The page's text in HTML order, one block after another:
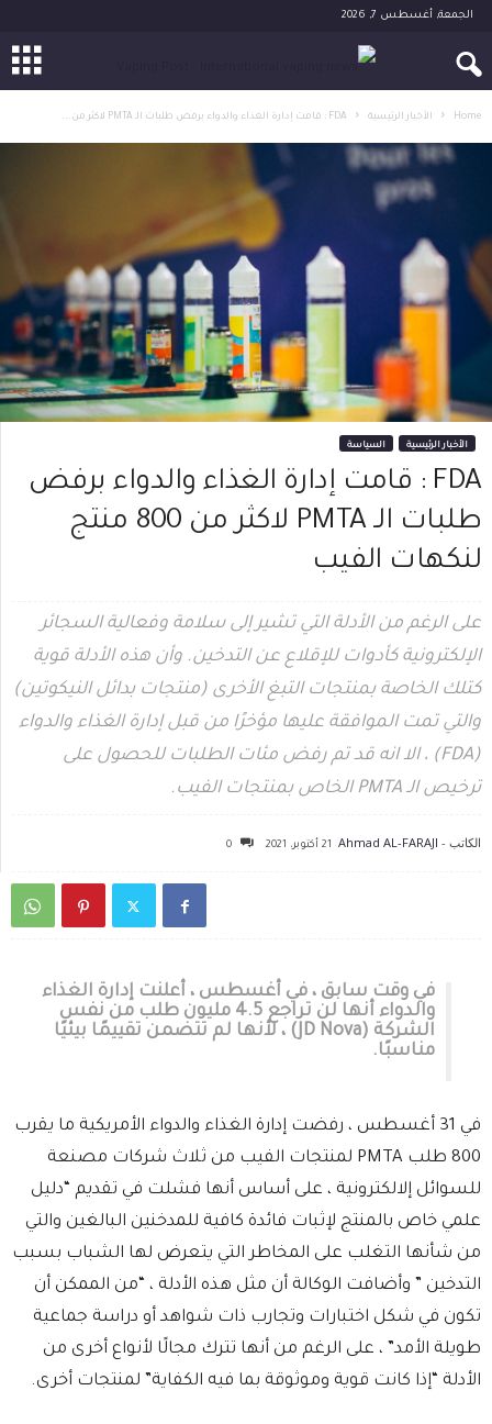
الجمعة, أغسطس 7, 2026
Home الأخبار الرئيسية FDA : قامت إدارة الغذاء والدواء برفض طلبات الـ PMTA لاكثر من...
الأخبار الرئيسية السياسة
FDA : قامت إدارة الغذاء والدواء برفض
طلبات الـ PMTA لاكثر من 800 منتج
لنكهات الفيب
على الرغم من الأدلة التي تشير إلى سلامة وفعالية السجائر
الإلكترونية كأدوات للإقلاع عن التدخين. وأن هذه الأدلة قوية
كتلك الخاصة بمنتجات التبغ الأخرى (منتجات بدائل النيكوتين)
والتي تمت الموافقة عليها مؤخرًا من قبل إدارة الغذاء والدواء
(FDA) ، الا انه قد تم رفض مئات الطلبات للحصول على
ترخيص الـ PMTA الخاص بمنتجات الفيب.
الكاتب - Ahmad AL-FARAJI 21 أكتوبر، 2021 0
في وقت سابق ، في أغسطس ، أعلنت إدارة الغذاء
والدواء أنها لن تراجع 4.5 مليون طلب من نفس
الشركة (JD Nova) ، لأنها لم تتضمن تقييمًا بيئيًا
مناسبًا.
في 31 أغسطس ، رفضت إدارة الغذاء والدواء الأمريكية ما يقرب
800 طلب PMTA لمنتجات الفيب من ثلاث شركات مصنعة
للسوائل إلالكترونية ، على أساس أنها فشلت في تقديم “دليل
علمي خاص بالمنتج لإثبات فائدة كافية للمدخنين البالغين والتي
من شأنها التغلب على المخاطر التي يتعرض لها الشباب بسبب
التدخين ” وأضافت الوكالة أن مثل هذه الأدلة ، “من الممكن أن
تكون في شكل اختبارات وتجارب ذات شواهد أو دراسة جماعية
طويلة الأمد” ، على الرغم من أنها تترك مجالًا لأنواع أخرى من
الأدلة “إذا كانت قوية وموثوقة بما فيه الكفاية” لمنتجات أخرى.